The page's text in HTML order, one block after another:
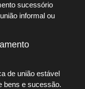
sucessório
informal ou
de união estável
bens e sucessão.